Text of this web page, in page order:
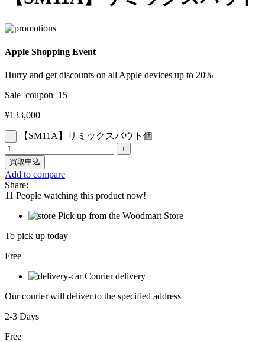
Apple Shopping Event
Hurry and get discounts on all Apple devices up to 20%
Sale_coupon_15
¥133,000
【SM11A】リミックスバウト個
買取申込
Add to compare
Share:
11 People watching this product now!
Pick up from the Woodmart Store
To pick up today
Free
Courier delivery
Our courier will deliver to the specified address
2-3 Days
Free